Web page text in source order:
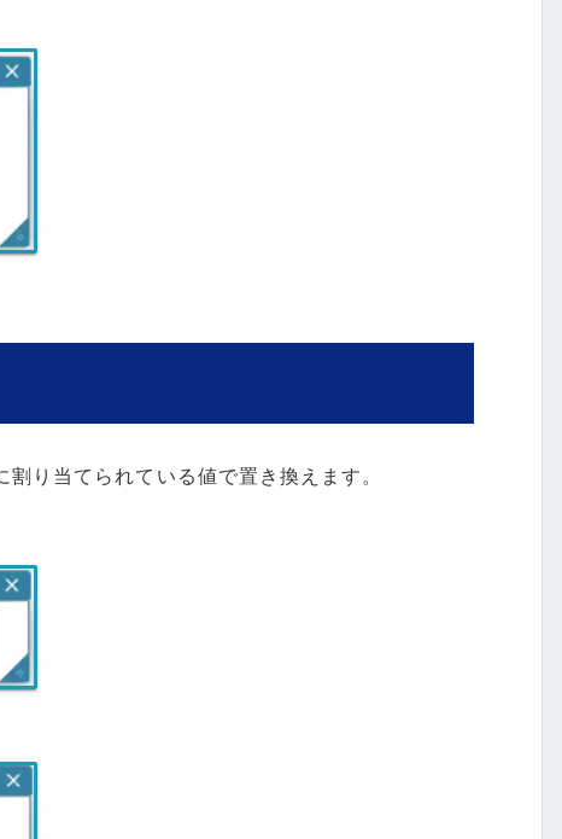
り当てられている値で置き換えます。